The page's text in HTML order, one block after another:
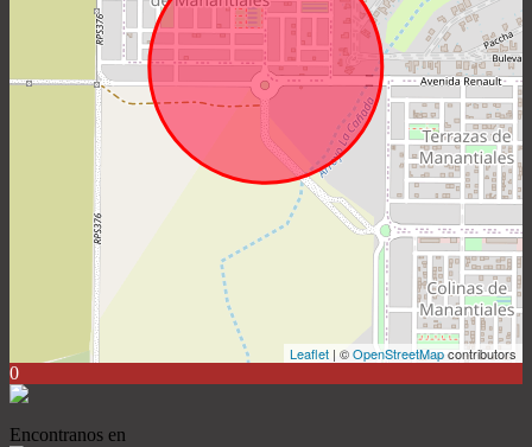
Leaflet | ©OpenStreetMapcontributors
0
Encontranos en